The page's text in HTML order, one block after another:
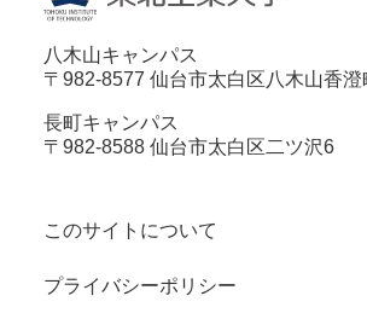
八木山キャンパス
〒982-8577 仙台市太白区八木山香澄
長町キャンパス
〒982-8588 仙台市太白区二ツ沢6
このサイトについて
プライバシーポリシー